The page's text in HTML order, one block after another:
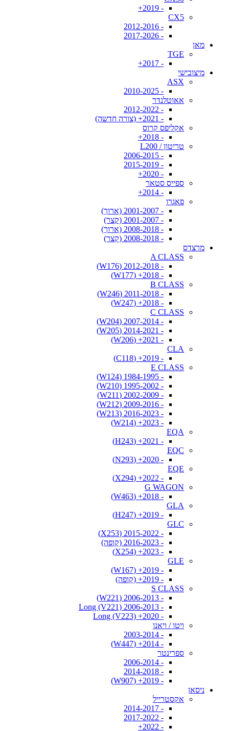
- 2019+
CX5
- 2012-2016
- 2017-2026
מאן
TGE
- 2017+
מיצובישי
ASX
- 2010-2025
אאוטלנדר
- 2012-2022
- 2021+ (צורה חדשה)
אקליפס קרוס
- 2018+
טריטון / L200
- 2006-2015
- 2015-2019
- 2020+
ספייס סטאר
- 2014+
פאגרו
- 2001-2007 (ארוך)
- 2001-2007 (קצר)
- 2008-2018 (ארוך)
- 2008-2018 (קצר)
מרצדס
A CLASS
- 2012-2018 (W176)
- 2018+ (W177)
B CLASS
- 2011-2018 (W246)
- 2018+ (W247)
C CLASS
- 2007-2014 (W204)
- 2014-2021 (W205)
- 2021+ (W206)
CLA
- 2019+ (C118)
E CLASS
- 1984-1995 (W124)
- 1995-2002 (W210)
- 2002-2009 (W211)
- 2009-2016 (W212)
- 2016-2023 (W213)
- 2023+ (W214)
EQA
- 2021+ (H243)
EQC
- 2020+ (N293)
EQE
- 2022+ (X294)
G WAGON
- 2018+ (W463)
GLA
- 2019+ (H247)
GLC
- 2015-2022 (X253)
- 2016-2023 (קופה)
- 2023+ (X254)
GLE
- 2019+ (W167)
- 2019+ (קופה)
S CLASS
- 2006-2013 (W221)
- 2006-2013 Long (V221)
- 2020+ Long (V223)
ויטו / ויאנו
- 2003-2014
- 2014+ (W447)
ספרינטר
- 2006-2014
- 2014-2018
- 2019+ (W907)
ניסאן
אקסטרייל
- 2014-2017
- 2017-2022
- 2022+